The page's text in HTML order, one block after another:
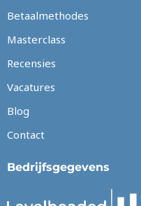
Betaalmethodes
Masterclass
Recensies
Vacatures
Blog
Contact
Bedrijfsgegevens